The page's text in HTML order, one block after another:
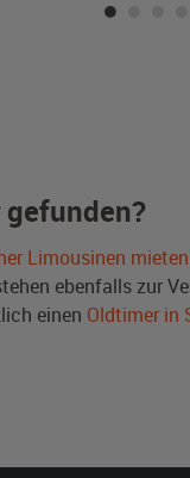
Limousinen mieten
ebenfalls zur
einen Oldtimer in